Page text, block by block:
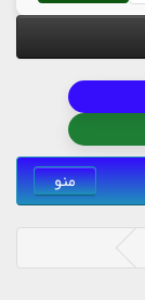
منو